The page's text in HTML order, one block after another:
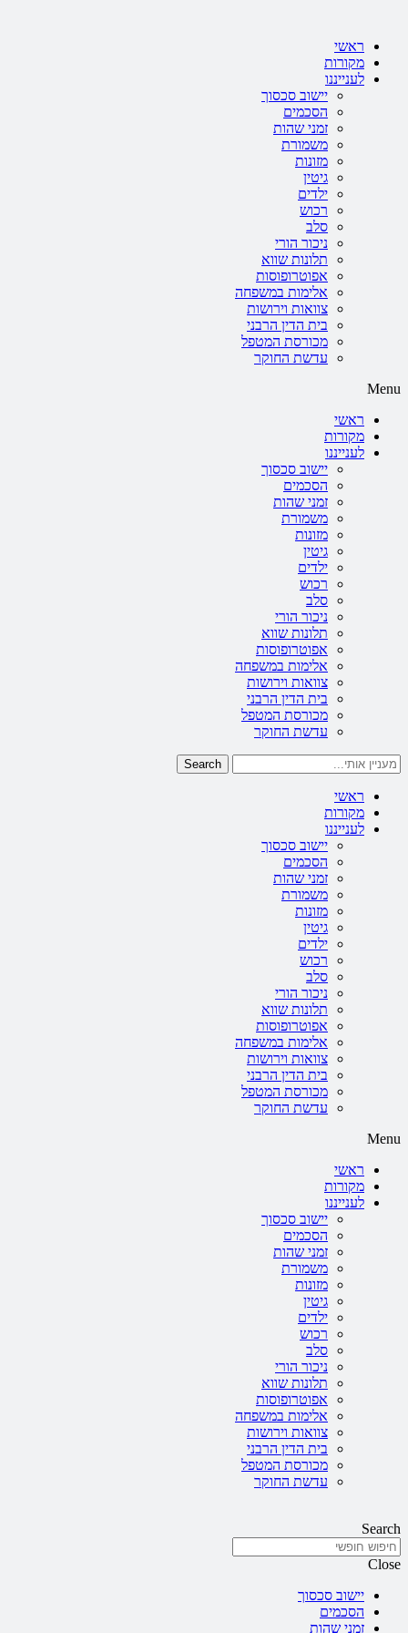
ראשי
מקורות
לענייננו
יישוב סכסוך
הסכמים
זמני שהות
משמורת
מזונות
גיטין
ילדים
רכוש
סלב
ניכור הורי
תלונות שווא
אפוטרופוסות
אלימות במשפחה
צוואות וירושות
בית הדין הרבני
מכורסת המטפל
עדשת החוקר
Menu
ראשי
מקורות
לענייננו
יישוב סכסוך
הסכמים
זמני שהות
משמורת
מזונות
גיטין
ילדים
רכוש
סלב
ניכור הורי
תלונות שווא
אפוטרופוסות
אלימות במשפחה
צוואות וירושות
בית הדין הרבני
מכורסת המטפל
עדשת החוקר
Search
ראשי
מקורות
לענייננו
יישוב סכסוך
הסכמים
זמני שהות
משמורת
מזונות
גיטין
ילדים
רכוש
סלב
ניכור הורי
תלונות שווא
אפוטרופוסות
אלימות במשפחה
צוואות וירושות
בית הדין הרבני
מכורסת המטפל
עדשת החוקר
Menu
ראשי
מקורות
לענייננו
יישוב סכסוך
הסכמים
זמני שהות
משמורת
מזונות
גיטין
ילדים
רכוש
סלב
ניכור הורי
תלונות שווא
אפוטרופוסות
אלימות במשפחה
צוואות וירושות
בית הדין הרבני
מכורסת המטפל
עדשת החוקר
Search
Close
יישוב סכסוך
הסכמים
זמני שהות